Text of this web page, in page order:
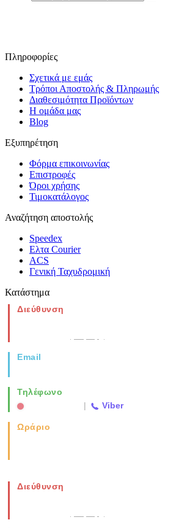
Πληροφορίες
Σχετικά με εμάς
Τρόποι Αποστολής & Πληρωμής
Διαθεσιμότητα Προϊόντων
Η ομάδα μας
Blog
Εξυπηρέτηση
Φόρμα επικοινωνίας
Επιστροφές
Όροι χρήσης
Τιμοκατάλογος
Αναζήτηση αποστολής
Speedex
Ελτα Courier
ACS
Γενική Ταχυδρομική
Κατάστημα
Διεύθυνση
Email
Τηλέφωνο
| Viber
Ωράριο
Διεύθυνση